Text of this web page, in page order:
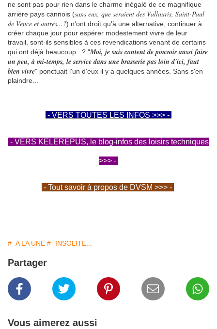
ne sont pas pour rien dans le charme inégalé de ce magnifique
arrière pays cannois (sans eux, que seraient des Vallauris, Saint-Paul
de Vence et autres...?) n'ont droit qu'à une alternative, continuer à
créer chaque jour pour espérer modestement vivre de leur
travail, sont-ils sensibles à ces revendications venant de certains
qui ont déjà beaucoup...? "Moi, je suis content de pouvoir aussi faire
un peu, à mi-temps, le service dans une brasserie pas loin d'ici, faut
bien vivre" ponctuait l'un d'eux il y a quelques années. Sans s'en
plaindre...
- VERS TOUTES LES INFOS >>> -
- VERS KELEREPUS, le blog-infos des loisirs techniques
>>> -
- Tout savoir à propos de DVSM >>> -
#- A LA UNE #- INSOLITE...
Partager
Vous aimerez aussi